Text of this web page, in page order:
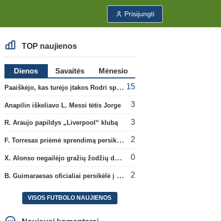
Prisijungti
TOP naujienos
Dienos Savaitės
Mėnesio
Paaiškėjo, kas turėjo įtakos Rodri sprendimui pasirinkti Barselonos pusę 15
Anapilin iškeliavo L. Messi tėtis Jorge 3
R. Araujo papildys „Liverpool“ klubą 3
F. Torresas priėmė sprendimą persikelti į PSG ekipą 2
X. Alonso negailėjo gražių žodžių dabartiniam savo klubui „Chelsea“ 0
B. Guimaraesas oficialiai persikėlė į „Arsenal“ klubą 2
VISOS FUTBOLO NAUJIENOS